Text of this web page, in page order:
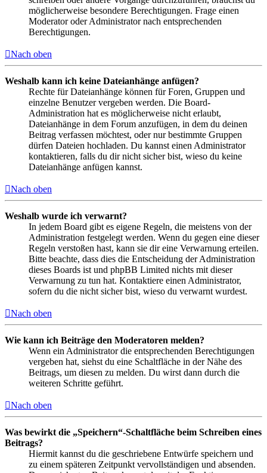
möglicherweise besondere Berechtigungen. Frage einen
Moderator oder Administrator nach entsprechenden
Berechtigungen.
Nach oben
Weshalb kann ich keine Dateianhänge anfügen?
Rechte für Dateianhänge können für Foren, Gruppen und
einzelne Benutzer vergeben werden. Die Board-
Administration hat es möglicherweise nicht erlaubt,
Dateianhänge in dem Forum anzufügen, in dem du deinen
Beitrag verfassen möchtest, oder nur bestimmte Gruppen
dürfen Dateien hochladen. Du kannst einen Administrator
kontaktieren, falls du dir nicht sicher bist, wieso du keine
Dateianhänge anfügen kannst.
Nach oben
Weshalb wurde ich verwarnt?
In jedem Board gibt es eigene Regeln, die meistens von der
Administration festgelegt werden. Wenn du gegen eine dieser
Regeln verstoßen hast, kann sie dir eine Verwarnung erteilen.
Bitte beachte, dass dies die Entscheidung der Administration
dieses Boards ist und phpBB Limited nichts mit dieser
Verwarnung zu tun hat. Kontaktiere einen Administrator,
sofern du die nicht sicher bist, wieso du verwarnt wurdest.
Nach oben
Wie kann ich Beiträge den Moderatoren melden?
Wenn ein Administrator die entsprechenden Berechtigungen
vergeben hat, siehst du eine Schaltfläche in der Nähe des
Beitrags, um diesen zu melden. Du wirst dann durch die
weiteren Schritte geführt.
Nach oben
Was bewirkt die „Speichern“-Schaltfläche beim Schreiben eines
Beitrags?
Hiermit kannst du die geschriebene Entwürfe speichern und
zu einem späteren Zeitpunkt vervollständigen und absenden.